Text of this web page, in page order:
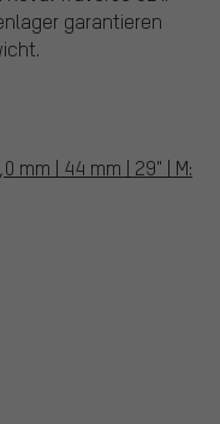
garantieren
mm | 44 mm | 29" | M: